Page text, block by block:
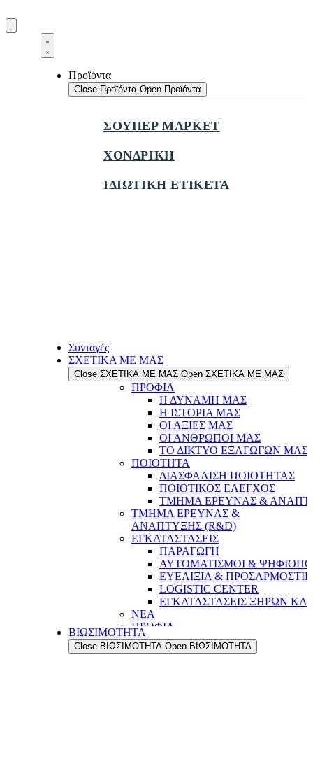
Προϊόντα
Close Προϊόντα Open Προϊόντα
ΣΟΥΠΕΡ ΜΑΡΚΕΤ
ΧΟΝΔΡΙΚΗ
ΙΔΙΩΤΙΚΗ ΕΤΙΚΕΤΑ
Συνταγές
ΣΧΕΤΙΚΑ ΜΕ ΜΑΣ
Close ΣΧΕΤΙΚΑ ΜΕ ΜΑΣ Open ΣΧΕΤΙΚΑ ΜΕ ΜΑΣ
ΠΡΟΦΙΛ
Η ΔΥΝΑΜΗ ΜΑΣ
Η ΙΣΤΟΡΙΑ ΜΑΣ
ΟΙ ΑΞΙΕΣ ΜΑΣ
ΟΙ ΑΝΘΡΩΠΟΙ ΜΑΣ
ΤΟ ΔΙΚΤΥΟ ΕΞΑΓΩΓΩΝ ΜΑΣ
ΠΟΙΟΤΗΤΑ
ΔΙΑΣΦΑΛΙΣΗ ΠΟΙΟΤΗΤΑΣ
ΠΟΙΟΤΙΚΟΣ ΕΛΕΓΧΟΣ
ΤΜΗΜΑ ΕΡΕΥΝΑΣ &
ΤΜΗΜΑ ΕΡΕΥΝΑΣ &
ΑΝΑΠΤΥΞΗΣ (R&D)
ΕΓΚΑΤΑΣΤΑΣΕΙΣ
ΠΑΡΑΓΩΓΗ
ΑΥΤΟΜΑΤΙΣΜΟΙ &
ΕΥΕΛΙΞΙΑ &
LOGISTIC CENTER
ΕΓΚΑΤΑΣΤΑΣΕΙΣ ΞΗΡΩΝ
ΝΕΑ
ΠΡΟΦΙΛ
Η ΔΥΝΑΜΗ ΜΑΣ
Η ΙΣΤΟΡΙΑ ΜΑΣ
ΒΙΩΣΙΜΟΤΗΤΑ
Close ΒΙΩΣΙΜΟΤΗΤΑ Open ΒΙΩΣΙΜΟΤΗΤΑ